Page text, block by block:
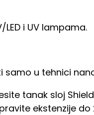
LED i UV lampama.
samo u tehnici
tanak sloj
ekstenzije